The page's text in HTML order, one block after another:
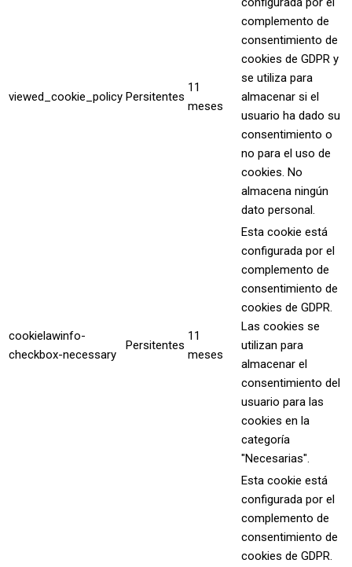
viewed_cookie_policy Persitentes
11
meses
complemento de
consentimiento de
cookies de GDPR y
se utiliza para
almacenar si el
usuario ha dado su
consentimiento o
no para el uso de
cookies. No
almacena ningún
dato personal.
cookielawinfo-
checkbox-necessary
Persitentes
11
meses
Esta cookie está
configurada por el
complemento de
consentimiento de
cookies de GDPR.
Las cookies se
utilizan para
almacenar el
consentimiento del
usuario para las
cookies en la
categoría
"Necesarias".
Esta cookie está
configurada por el
complemento de
consentimiento de
cookies de GDPR.